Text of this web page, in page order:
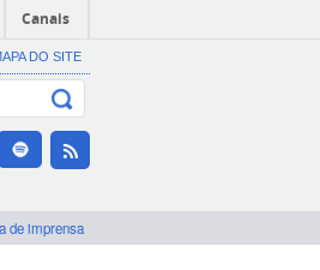
Canais
DO SITE
de imprensa